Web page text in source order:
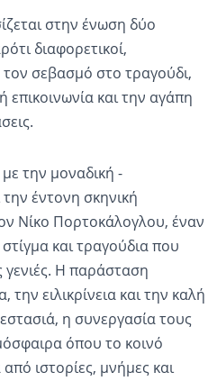
στην ένωση δύο
διαφορετικοί,
τον σεβασμό στο τραγούδι,
επικοινωνία και την αγάπη
την μοναδική -
έντονη σκηνική
Νίκο Πορτοκάλογλου, έναν
και τραγούδια που
γενιές. Η παράσταση
την ειλικρίνεια και την καλή
η συνεργασία τους
όπου το κοινό
ιστορίες, μνήμες και